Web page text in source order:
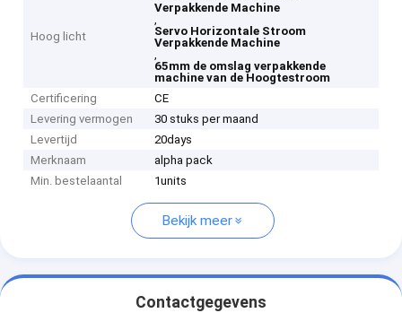
Hoog licht
Verpakkende Machine
,
Servo Horizontale Stroom
Verpakkende Machine
,
65mm de omslag verpakkende
machine van de Hoogtestroom
Certificering
CE
Levering vermogen
30 stuks per maand
Levertijd
20days
Merknaam
alpha pack
Min. bestelaantal
1units
Bekijk meer
Contactgegevens